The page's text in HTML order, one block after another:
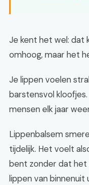
Je kent het wel: dat
omhoog, maar het
Je lippen voelen
barstensvol
mensen elk jaar
Lippenbalsem
tijdelijk. Het voelt
bent zonder dat
lippen van binnenuit